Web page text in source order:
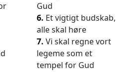
Gud
6. Et vigtigt budskab,
alle skal høre
7. Vi skal regne vort
legeme som et
tempel for Gud